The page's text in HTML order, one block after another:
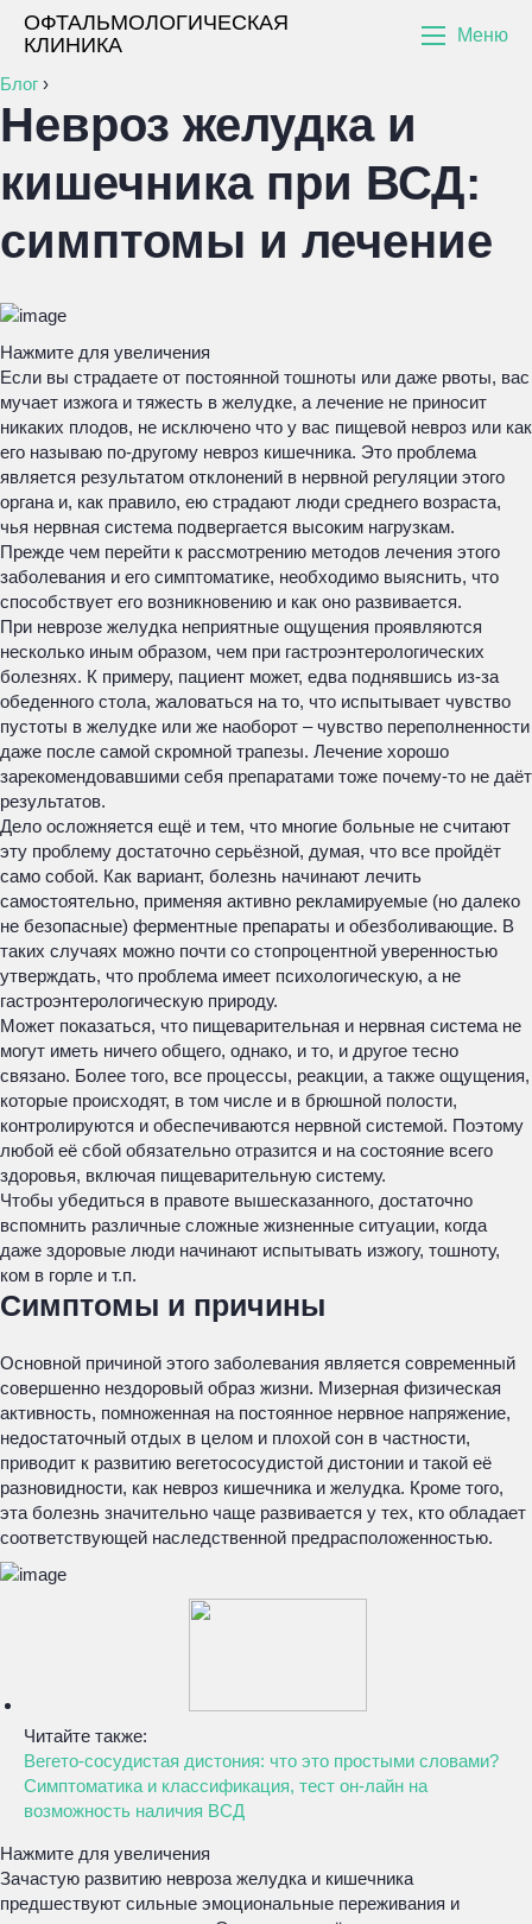
ОФТАЛЬМОЛОГИЧЕСКАЯ
КЛИНИКА
Меню
Блог ›
Невроз желудка и
кишечника при ВСД:
симптомы и лечение
Нажмите для увеличения
Если вы страдаете от постоянной тошноты или даже рвоты, вас
мучает изжога и тяжесть в желудке, а лечение не приносит
никаких плодов, не исключено что у вас пищевой невроз или как
его называю по-другому невроз кишечника. Это проблема
является результатом отклонений в нервной регуляции этого
органа и, как правило, ею страдают люди среднего возраста,
чья нервная система подвергается высоким нагрузкам.
Прежде чем перейти к рассмотрению методов лечения этого
заболевания и его симптоматике, необходимо выяснить, что
способствует его возникновению и как оно развивается.
При неврозе желудка неприятные ощущения проявляются
несколько иным образом, чем при гастроэнтерологических
болезнях. К примеру, пациент может, едва поднявшись из-за
обеденного стола, жаловаться на то, что испытывает чувство
пустоты в желудке или же наоборот – чувство переполненности
даже после самой скромной трапезы. Лечение хорошо
зарекомендовавшими себя препаратами тоже почему-то не даёт
результатов.
Дело осложняется ещё и тем, что многие больные не считают
эту проблему достаточно серьёзной, думая, что все пройдёт
само собой. Как вариант, болезнь начинают лечить
самостоятельно, применяя активно рекламируемые (но далеко
не безопасные) ферментные препараты и обезболивающие. В
таких случаях можно почти со стопроцентной уверенностью
утверждать, что проблема имеет психологическую, а не
гастроэнтерологическую природу.
Может показаться, что пищеварительная и нервная система не
могут иметь ничего общего, однако, и то, и другое тесно
связано. Более того, все процессы, реакции, а также ощущения,
которые происходят, в том числе и в брюшной полости,
контролируются и обеспечиваются нервной системой. Поэтому
любой её сбой обязательно отразится и на состояние всего
здоровья, включая пищеварительную систему.
Чтобы убедиться в правоте вышесказанного, достаточно
вспомнить различные сложные жизненные ситуации, когда
даже здоровые люди начинают испытывать изжогу, тошноту,
ком в горле и т.п.
Симптомы и причины
Основной причиной этого заболевания является современный
совершенно нездоровый образ жизни. Мизерная физическая
активность, помноженная на постоянное нервное напряжение,
недостаточный отдых в целом и плохой сон в частности,
приводит к развитию вегетососудистой дистонии и такой её
разновидности, как невроз кишечника и желудка. Кроме того,
эта болезнь значительно чаще развивается у тех, кто обладает
соответствующей наследственной предрасположенностью.
Читайте также:
Вегето-сосудистая дистония: что это простыми словами?
Симптоматика и классификация, тест он-лайн на
возможность наличия ВСД
Нажмите для увеличения
Зачастую развитию невроза желудка и кишечника
предшествуют сильные эмоциональные переживания и